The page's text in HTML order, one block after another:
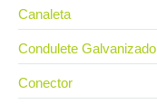
Canaleta
Condulete Galvanizado
Conector